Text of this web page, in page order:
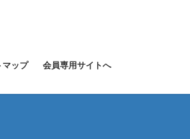
マップ 会員専用サイトへ